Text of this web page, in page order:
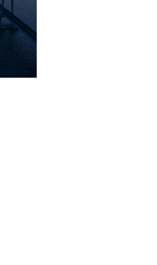
στο
το...